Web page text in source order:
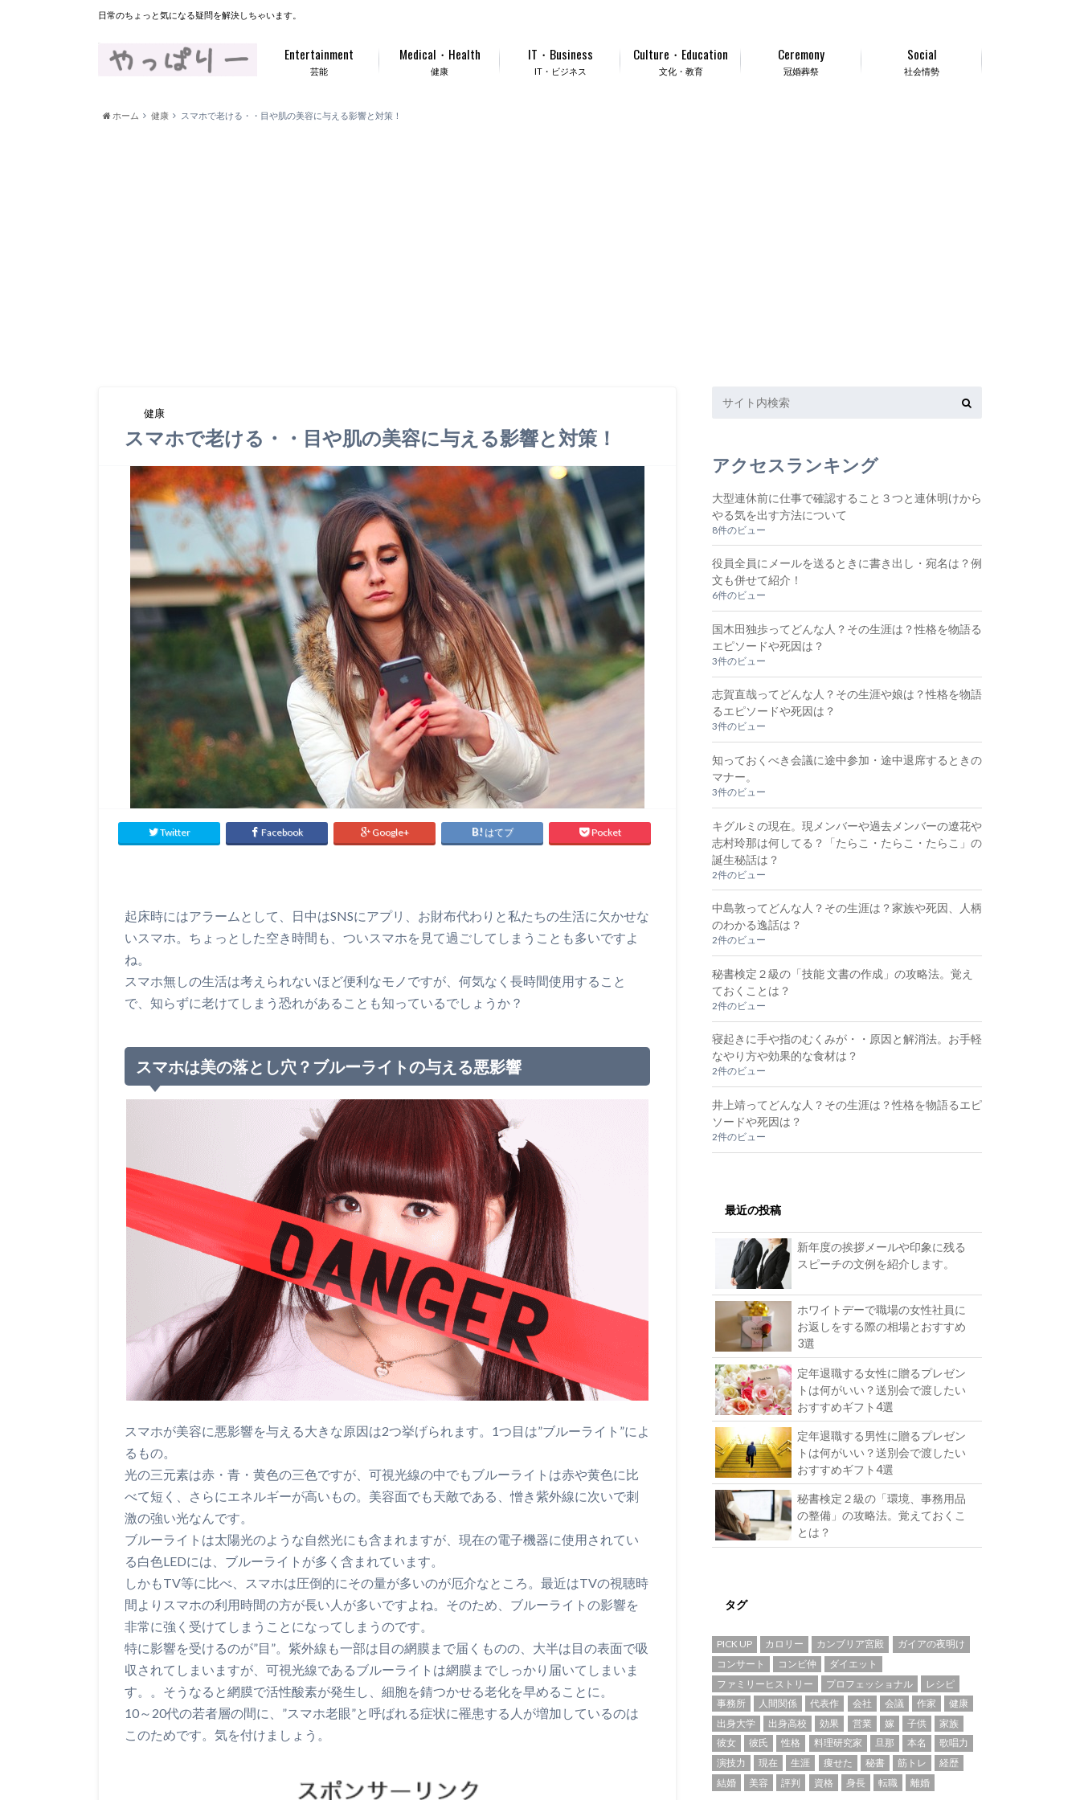
日常のちょっと気になる疑問を解決しちゃいます。
芸能
Entertainment
健康
Medical・Health
IT・ビジネス
IT・Business
文化・教育
Culture・Education
冠婚葬祭
Ceremony
社会情勢
Social
ホーム 健康 スマホで老ける・・目や肌の美容に与える影響と対策！
健康
スマホで老ける・・目や肌の美容に与える影響と対策！
Twitter Facebook Google+ はてブ Pocket
起床時にはアラームとして、日中はSNSにアプリ、お財布代わりと私たちの生活に欠かせな
いスマホ。ちょっとした空き時間も、ついスマホを見て過ごしてしまうことも多いですよ
ね。
スマホ無しの生活は考えられないほど便利なモノですが、何気なく長時間使用すること
で、知らずに老けてしまう恐れがあることも知っているでしょうか？
スマホは美の落とし穴？ブルーライトの与える悪影響
スマホが美容に悪影響を与える大きな原因は2つ挙げられます。1つ目は”ブルーライト”によ
るもの。
光の三元素は赤・青・黄色の三色ですが、可視光線の中でもブルーライトは赤や黄色に比
べて短く、さらにエネルギーが高いもの。美容面でも天敵である、憎き紫外線に次いで刺
激の強い光なんです。
ブルーライトは太陽光のような自然光にも含まれますが、現在の電子機器に使用されてい
る白色LEDには、ブルーライトが多く含まれています。
しかもTV等に比べ、スマホは圧倒的にその量が多いのが厄介なところ。最近はTVの視聴時
間よりスマホの利用時間の方が長い人が多いですよね。そのため、ブルーライトの影響を
非常に強く受けてしまうことになってしまうのです。
特に影響を受けるのが”目”。紫外線も一部は目の網膜まで届くものの、大半は目の表面で吸
収されてしまいますが、可視光線であるブルーライトは網膜までしっかり届いてしまいま
す。。そうなると網膜で活性酸素が発生し、細胞を錆つかせる老化を早めることに。
10～20代の若者層の間に、”スマホ老眼”と呼ばれる症状に罹患する人が増加しているのは
このためです。気を付けましょう。
アクセスランキング
大型連休前に仕事で確認すること３つと連休明けから
やる気を出す方法について
8件のビュー
役員全員にメールを送るときに書き出し・宛名は？例
文も併せて紹介！
6件のビュー
国木田独歩ってどんな人？その生涯は？性格を物語る
エピソードや死因は？
3件のビュー
志賀直哉ってどんな人？その生涯や娘は？性格を物語
るエピソードや死因は？
3件のビュー
知っておくべき会議に途中参加・途中退席するときの
マナー。
3件のビュー
キグルミの現在。現メンバーや過去メンバーの遼花や
志村玲那は何してる？「たらこ・たらこ・たらこ」の
誕生秘話は？
2件のビュー
中島敦ってどんな人？その生涯は？家族や死因、人柄
のわかる逸話は？
2件のビュー
秘書検定２級の「技能 文書の作成」の攻略法。覚え
ておくことは？
2件のビュー
寝起きに手や指のむくみが・・原因と解消法。お手軽
なやり方や効果的な食材は？
2件のビュー
井上靖ってどんな人？その生涯は？性格を物語るエピ
ソードや死因は？
2件のビュー
最近の投稿
新年度の挨拶メールや印象に残る
スピーチの文例を紹介します。
ホワイトデーで職場の女性社員に
お返しをする際の相場とおすすめ
3選
定年退職する女性に贈るプレゼン
トは何がいい？送別会で渡したい
おすすめギフト4選
定年退職する男性に贈るプレゼン
トは何がいい？送別会で渡したい
おすすめギフト4選
秘書検定２級の「環境、事務用品
の整備」の攻略法。覚えておくこ
とは？
タグ
PICK UP カロリー カンブリア宮殿
ガイアの夜明け
コンサート
コンビ仲
ダイエット
ファミリーヒストリー
プロフェッショナル
レシピ
事務所
人間関係 代表作 会社 会議 作家
健康
出身大学
出身高校 効果 営業 嫁 子供
家族
彼女
彼氏 性格 料理研究家 旦那 本名
歌唱力
演技力
現在 生涯 痩せた 秘書 筋トレ
経歴
結婚
美容 評判 資格 身長 転職 離婚